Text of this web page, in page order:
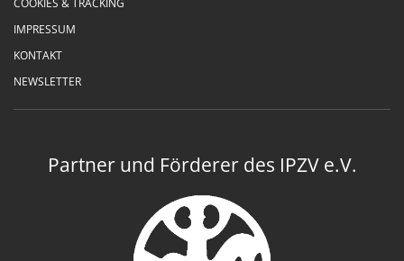
COOKIES & TRACKING
IMPRESSUM
KONTAKT
NEWSLETTER
Partner und Förderer des IPZV e.V.